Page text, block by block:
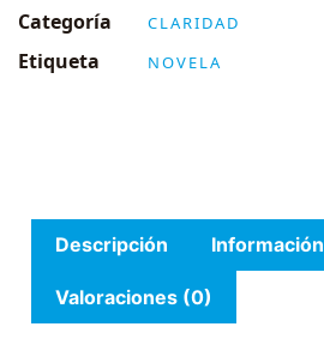
Categoría CLARIDAD
Etiqueta NOVELA
Descripción
Valoraciones (0)